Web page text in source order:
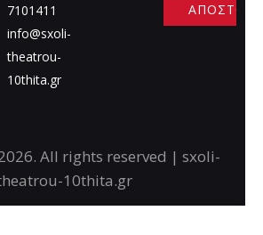
7101411
info@sxoli-
theatrou-
10thita.gr
n
All rights reserved | sxoli-
10thita.gr